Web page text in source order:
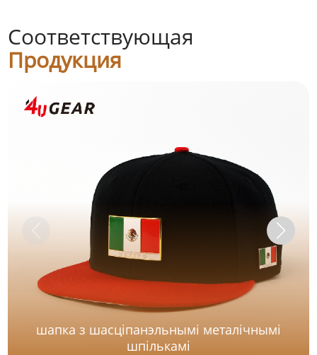
Соответствующая
Продукция
шапка з шасціпанэльнымі металічнымі
шпількамі